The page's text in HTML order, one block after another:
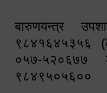
बारुणयन्त्र
९८४१६४५३५६
०५७-
९८४९५०५६००